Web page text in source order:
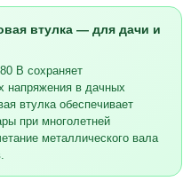
втулка — для дачи и
В сохраняет
напряжения в дачных
втулка обеспечивает
при многолетней
металлического вала